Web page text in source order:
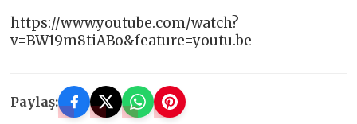
https://www.youtube.com/watch?
v=BW19m8tiABo&feature=youtu.be
Paylaş: